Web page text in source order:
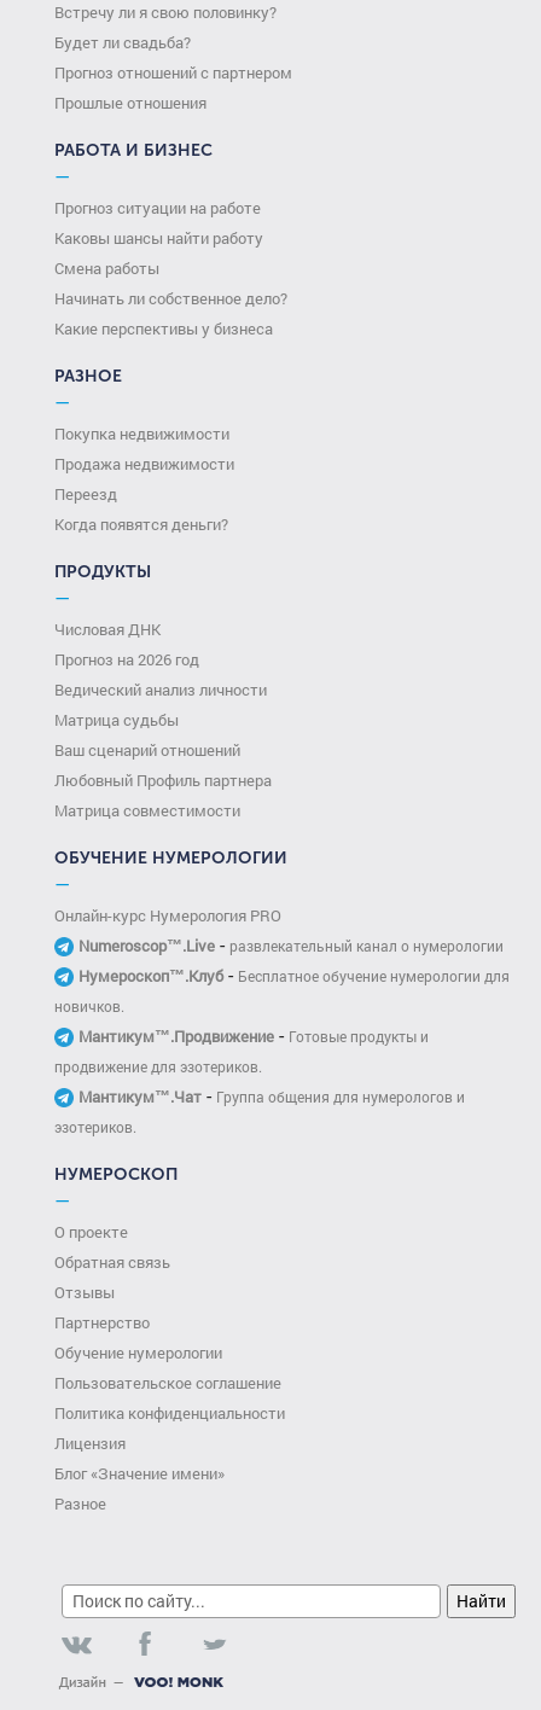
Встречу ли я свою половинку?
Будет ли свадьба?
Прогноз отношений с партнером
Прошлые отношения
РАБОТА И БИЗНЕС
—
Прогноз ситуации на работе
Каковы шансы найти работу
Смена работы
Начинать ли собственное дело?
Какие перспективы у бизнеса
РАЗНОЕ
—
Покупка недвижимости
Продажа недвижимости
Переезд
Когда появятся деньги?
ПРОДУКТЫ
—
Числовая ДНК
Прогноз на 2026 год
Ведический анализ личности
Матрица судьбы
Ваш сценарий отношений
Любовный Профиль партнера
Матрица совместимости
ОБУЧЕНИЕ НУМЕРОЛОГИИ
—
Онлайн-курс Нумерология PRO
Numeroscop™.Live - развлекательный канал о нумерологии
Нумероскоп™.Клуб- Бесплатное обучение нумерологии для
новичков.
Мантикум™.Продвижение - Готовые продукты и
продвижение для эзотериков.
Мантикум™.Чат - Группа общения для нумерологов и
эзотериков.
НУМЕРОСКОП
—
О проекте
Обратная связь
Отзывы
Партнерство
Обучение нумерологии
Пользовательское соглашение
Политика конфиденциальности
Лицензия
Блог «Значение имени»
Разное